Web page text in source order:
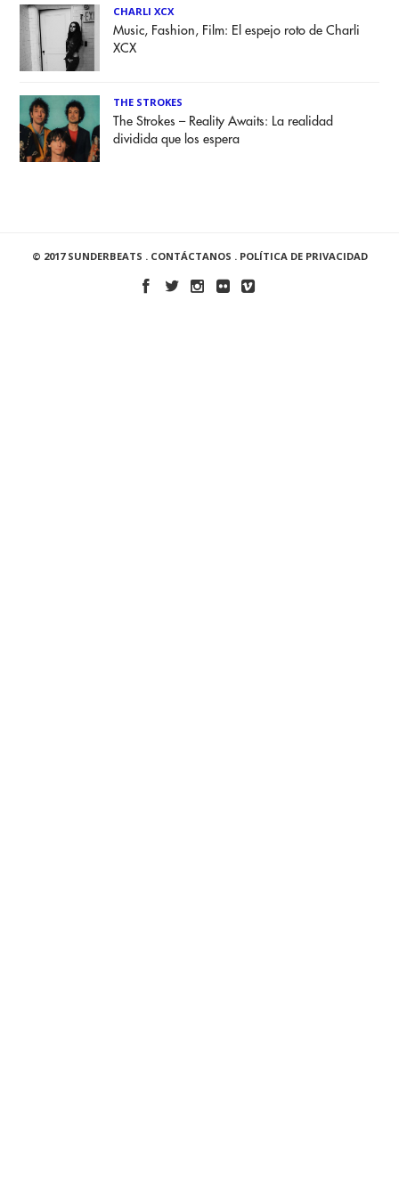
CHARLI XCX
Music, Fashion, Film: El espejo roto de Charli
XCX
THE STROKES
The Strokes – Reality Awaits: La realidad
dividida que los espera
© 2017 SUNDERBEATS . CONTÁCTANOS . POLÍTICA DE PRIVACIDAD